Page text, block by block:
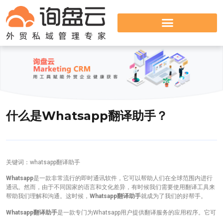
什么是Whatsapp翻译助手？
关键词：whatsapp翻译助手
Whatsapp是一款非常流行的即时通讯软件，它可以帮助人们在全球范围内进行
通讯。然而，由于不同国家的语言和文化差异，有时候我们需要使用翻译工具来
帮助我们理解和沟通。这时候， Whatsapp翻译助手就成为了我们的好帮手。
Whatsapp翻译助手是一款专门为Whatsapp用户提供翻译服务的应用程序。它可